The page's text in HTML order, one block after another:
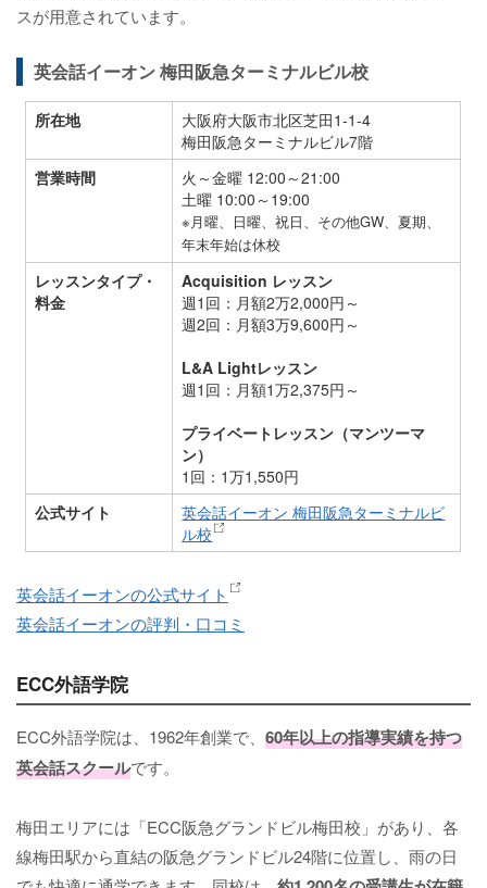
スが用意されています。
英会話イーオン 梅田阪急ターミナルビル校
所在地
大阪府大阪市北区芝田1-1-4
梅田阪急ターミナルビル7階
営業時間
火～金曜 12:00～21:00
土曜 10:00～19:00
※月曜、日曜、祝日、その他GW、夏期、
年末年始は休校
レッスンタイプ・
料金
Acquisition レッスン
週1回：月額2万2,000円～
週2回：月額3万9,600円～
L&A Lightレッスン
週1回：月額1万2,375円～
プライベートレッスン（マンツーマ
ン）
1回：1万1,550円
公式サイト
英会話イーオン 梅田阪急ターミナルビ
ル校
英会話イーオンの公式サイト
英会話イーオンの評判・口コミ
ECC外語学院
ECC外語学院は、1962年創業で、 60年以上の指導実績を持つ
英会話スクールです。
梅田エリアには「ECC阪急グランドビル梅田校」があり、各
線梅田駅から直結の阪急グランドビル24階に位置し、雨の日